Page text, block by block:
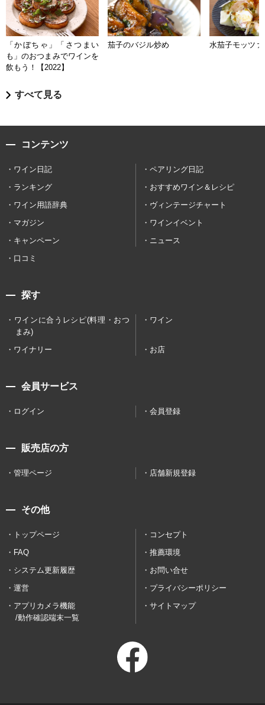
「かぼちゃ」「さつまい
も」のおつまみでワインを
飲もう！【2022】
茄子のバジル炒め 水茄子モッツァ
すべて見る
コンテンツ
ワイン日記
ペアリング日記
ランキング
おすすめワイン＆レシピ
ワイン用語辞典
ヴィンテージチャート
マガジン
ワインイベント
キャンペーン
ニュース
口コミ
探す
ワインに合うレシピ(料理・おつ
まみ)
ワイン
ワイナリー お店
会員サービス
ログイン 会員登録
販売店の方
管理ページ 店舗新規登録
その他
トップページ
コンセプト
FAQ
推薦環境
システム更新履歴
お問い合せ
運営
プライバシーポリシー
アプリカメラ機能
/動作確認端末一覧
サイトマップ